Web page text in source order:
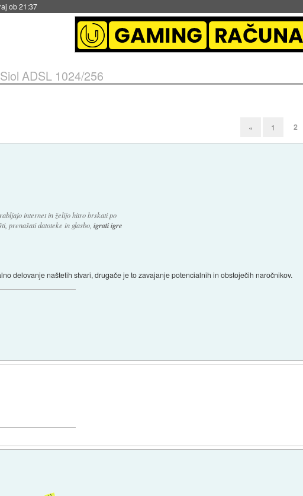
ob 21:37
ADSL 1024/256
« 1 2
internet in želijo hitro brskati po
prenašati datoteke in glasbo, igrati igre
delovanje naštetih stvari, drugače je to zavajanje potencialnih in obstoječih naročnikov.